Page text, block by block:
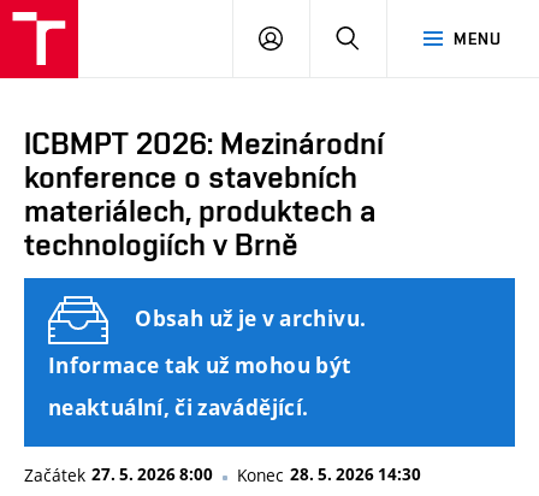
Brno
MENU
PŘIHLÁSIT
ICBMPT 2026: Mezinárodní
konference o stavebních
materiálech, produktech a
technologiích v Brně
Obsah už je v archivu.
Informace tak už mohou být
neaktuální, či zavádějící.
Začátek 27. 5. 2026 8:00 Konec 28. 5. 2026 14:30